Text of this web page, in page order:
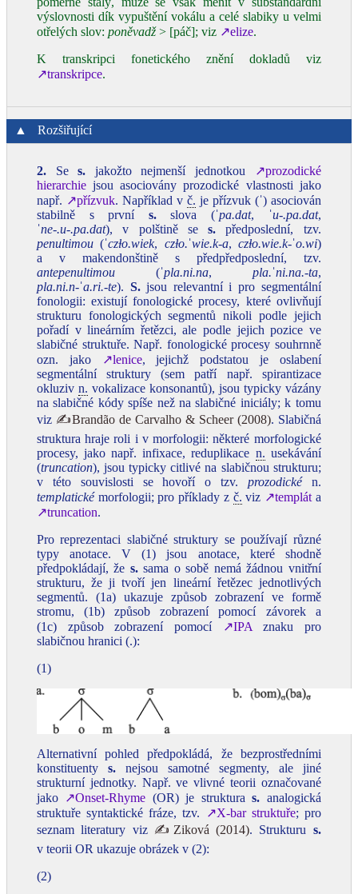
výslovnosti dík vypuštění vokálu a celé slabiky u velmi
otřelých slov: poněvadž> [páč]; viz ↗elize.
K transkripci fonetického znění dokladů viz
↗transkripce.
▲ Rozšiřující
2. Ses. jakožto nejmenší jednotkou
↗prozodické
hierarchie jsou asociovány prozodické vlastnosti jako
např. ↗přízvuk. Například v č. je přízvuk (ˈ) asociován
stabilně s první s.slova (ˈpa.dat, ˈu‑.pa.dat,
ˈne‑.u‑.pa.dat), v polštině ses. předposlední, tzv.
penultimou (ˈczɫo.wiek, czɫo.ˈwie.k‑a, czɫo.wie.k‑ˈo.wi)
a v makendonštině s předpředposlední, tzv.
antepenultimou (ˈpla.ni.na, pla.ˈni.na.‑ta,
pla.ni.n‑ˈa.ri.‑te). S.jsou relevantní i pro segmentální
fonologii: existují fonologické procesy, které ovlivňují
strukturu fonologických segmentů nikoli podle jejich
pořadí v lineárním řetězci, ale podle jejich pozice ve
slabičné struktuře. Např. fonologické procesy souhrnně
ozn. jako
↗lenice, jejichž podstatou je oslabení
segmentální struktury (sem patří např. spirantizace
okluziv n. vokalizace konsonantů), jsou typicky vázány
na slabičné kódy spíše než na slabičné iniciály; k tomu
viz ✍Brandão de Carvalho & Scheer (2008). Slabičná
struktura hraje roli i v morfologii: některé morfologické
procesy, jako např. infixace, reduplikace n. usekávání
(truncation), jsou typicky citlivé na slabičnou strukturu;
v této souvislosti se hovoří o tzv. prozodickén.
templatickémorfologii; pro příklady z č. viz ↗templát a
↗truncation.
Pro reprezentaci slabičné struktury se používají různé
typy anotace. V (1) jsou anotace, které shodně
předpokládají, že s.sama o sobě nemá žádnou vnitřní
strukturu, že ji tvoří jen lineární řetězec jednotlivých
segmentů. (1a) ukazuje způsob zobrazení ve formě
stromu, (1b) způsob zobrazení pomocí závorek a
(1c) způsob zobrazení pomocí
↗IPA znaku pro
slabičnou hranici (.):
(1)
Alternativní pohled předpokládá, že bezprostředními
konstituenty s.nejsou samotné segmenty, ale jiné
strukturní jednotky. Např. ve vlivné teorii označované
jako ↗Onset‑Rhyme (OR) je strukturas. analogická
struktuře syntaktické fráze, tzv.
↗X‑bar struktuře; pro
seznam literatury viz ✍Ziková (2014). Strukturu s.
v teorii OR ukazuje obrázek v (2):
(2)